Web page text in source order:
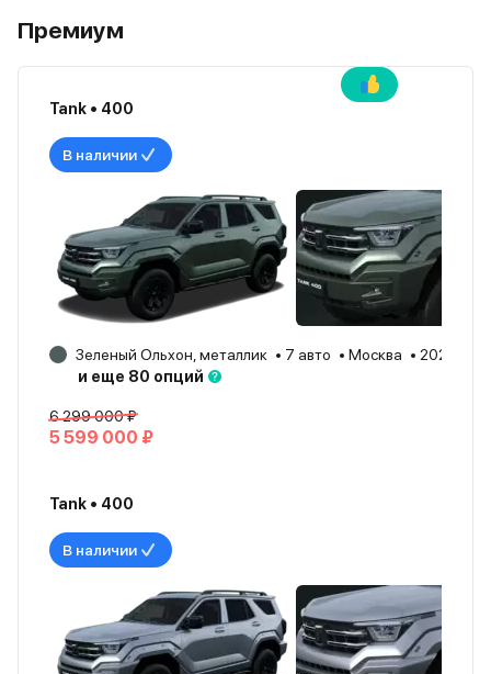
Премиум
Tank • 400
В наличии
Зеленый Ольхон, металлик 7 авто Москва
2026
и еще 80 опций
6 299 000 ₽
5 599 000 ₽
Tank • 400
В наличии